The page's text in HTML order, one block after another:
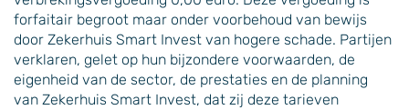
forfaitair begroot maar onder voorbehoud van bewijs
door Zekerhuis Smart Invest van hogere schade. Partijen
verklaren, gelet op hun bijzondere voorwaarden, de
eigenheid van de sector, de prestaties en de planning
van Zekerhuis Smart Invest, dat zij deze tarieven